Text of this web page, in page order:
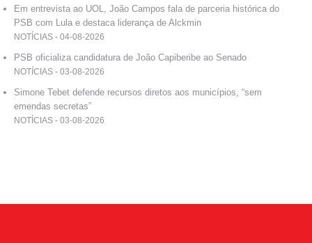
Em entrevista ao UOL, João Campos fala de parceria histórica do
PSB com Lula e destaca liderança de Alckmin
NOTÍCIAS - 04-08-2026
PSB oficializa candidatura de João Capiberibe ao Senado
NOTÍCIAS - 03-08-2026
Simone Tebet defende recursos diretos aos municípios, “sem
emendas secretas”
NOTÍCIAS - 03-08-2026